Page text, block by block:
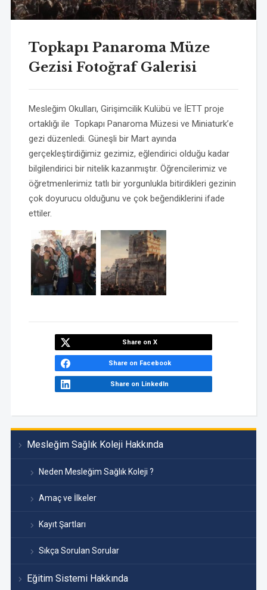
Mesleğim Sağlık Koleji Hakkında
Neden Mesleğim Sağlık Koleji ?
Amaç ve İlkeler
Kayıt Şartları
Sıkça Sorulan Sorular
Eğitim Sistemi Hakkında
Topkapı Panaroma Müze
Gezisi Fotoğraf Galerisi
Mesleğim Okulları, Girişimcilik Kulübü ve İETT proje
ortaklığı ile Topkapı Panaroma Müzesi ve Miniaturk’e
gezi düzenledi. Güneşli bir Mart ayında
gerçekleştirdiğimiz gezimiz, eğlendirici olduğu kadar
bilgilendirici bir nitelik kazanmıştır. Öğrencilerimiz ve
öğretmenlerimiz tatlı bir yorgunlukla bitirdikleri gezinin
çok doyurucu olduğunu ve çok beğendiklerini ifade
ettiler.
Share on X
Share on Facebook
Share on LinkedIn